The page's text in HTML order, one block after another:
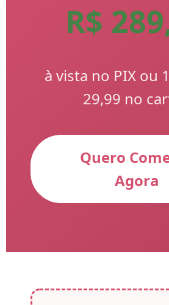
R$
à vista no PIX ou
29,99 no
Quero
Agora